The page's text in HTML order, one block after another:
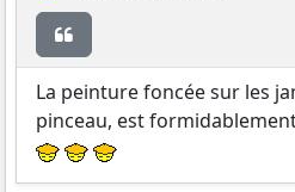
La peinture foncée sur les
pinceau, est